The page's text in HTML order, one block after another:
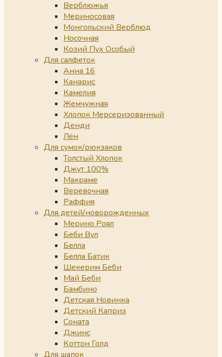
Верблюжья
Мериносовая
Монгольский Верблюд
Носочная
Козий Пух Особый
Для салфеток
Анна 16
Канарис
Камелия
Жемчужная
Хлопок Мерсеризованный
Денди
Лён
Для сумок/рюкзаков
Толстый Хлопок
Джут 100%
Макраме
Веревочная
Раффия
Для детей/новорожденных
Мерино Роял
Беби Вул
Белла
Белла Батик
Шекерим Беби
Май Беби
Бамбино
Детская Новинка
Детский Каприз
Соната
Джинс
Коттон Голд
Для шапок